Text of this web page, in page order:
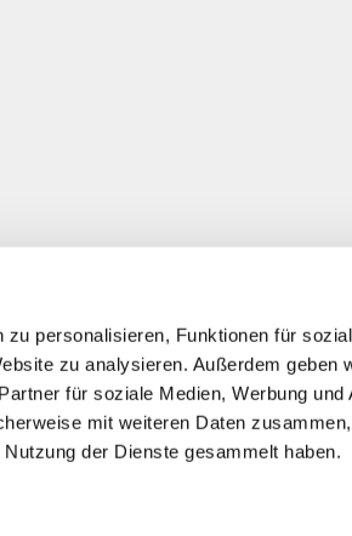
personalisieren, Funktionen für
zu analysieren. Außerdem geben
für soziale Medien, Werbung und
mit weiteren Daten
der Dienste gesammelt haben.
inkl. ges. MwSt./ zzgl. Versand